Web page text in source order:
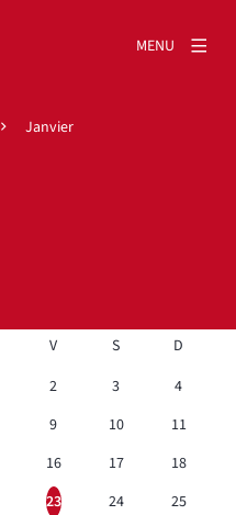
MENU
Janvier
2 3
4
9 10
11
16 17
18
23 24
25